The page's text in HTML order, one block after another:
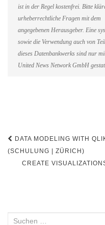
ist in der Regel kostenfrei. Bitte
urheberrechtliche Fragen mit dem
angegebenen Herausgeber. Eine
sowie die Verwendung auch von
dieses Datenbankwerks sind nur
United News Network GmbH
DATA MODELING WITH
(SCHULUNG | ZÜRICH)
CREATE
Suchen